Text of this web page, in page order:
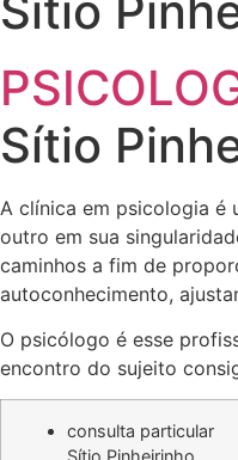
Sítio
A clínica em psicologia é
outro em sua
caminhos a fim de
autoconhecimento,
O psicólogo é esse
encontro do sujeito
consulta particular